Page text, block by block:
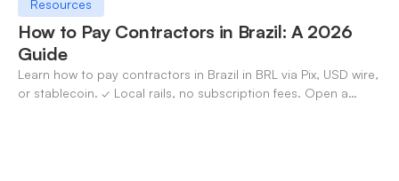
Resources
How to Pay Contractors in Brazil: A 2026
Guide
Learn how to pay contractors in Brazil in BRL via Pix, USD wire,
or stablecoin. ✓ Local rails, no subscription fees. Open a